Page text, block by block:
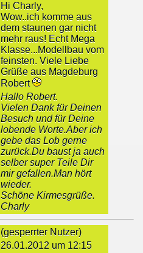
Hi Charly,
Wow..ich komme aus
dem staunen gar nicht
mehr raus! Echt Mega
Klasse...Modellbau vom
feinsten. Viele Liebe
Grüße aus Magdeburg
Robert
Hallo Robert.
Vielen Dank für Deinen
Besuch und für Deine
lobende Worte.Aber ich
gebe das Lob gerne
zurück.Du baust ja auch
selber super Teile Dir
mir gefallen.Man hört
wieder.
Schöne Kirmesgrüße.
Charly
(gesperrter Nutzer)
26.01.2012 um 12:15